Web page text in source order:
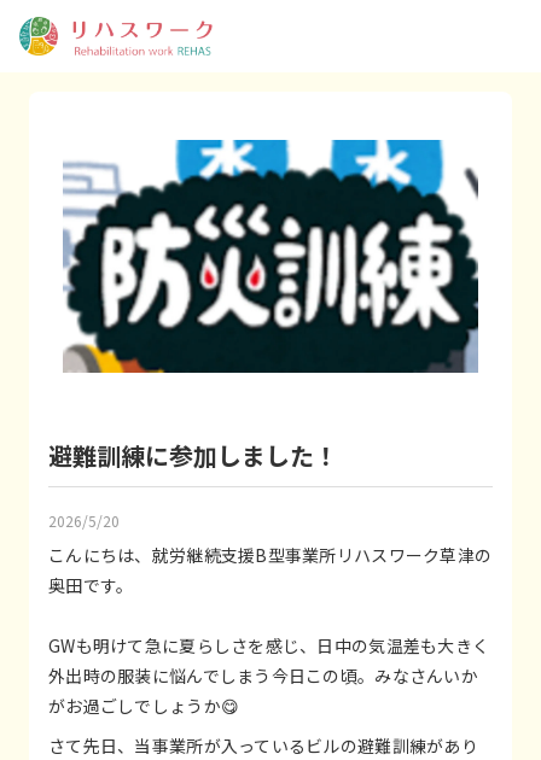
避難訓練に参加しました！
2026/5/20
こんにちは、就労継続支援B型事業所リハスワーク草津の
奥田です。
GWも明けて急に夏らしさを感じ、日中の気温差も大きく
外出時の服装に悩んでしまう今日この頃。みなさんいか
がお過ごしでしょうか😋
さて先日、当事業所が入っているビルの避難訓練があり